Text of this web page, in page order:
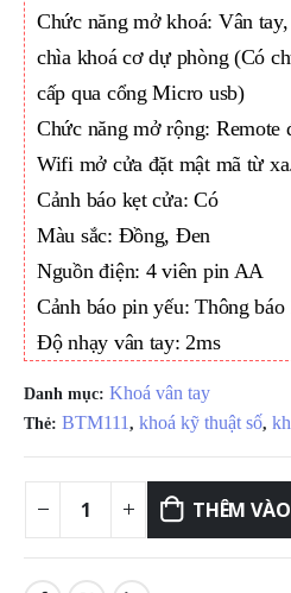
Chức năng mở khoá: Vân
chìa khoá cơ dự phòng (Có
cấp qua cổng Micro usb)
Chức năng mở rộng: Remote
Wifi mở cửa đặt mật mã từ
Cảnh báo kẹt cửa: Có
Màu sắc: Đồng, Đen
Nguồn điện: 4 viên pin AA
Cảnh báo pin yếu: Thông
Độ nhạy vân tay: 2ms
Danh mục: Khoá vân tay
Thẻ: BTM111 , khoá kỹ thuật số,
THÊM